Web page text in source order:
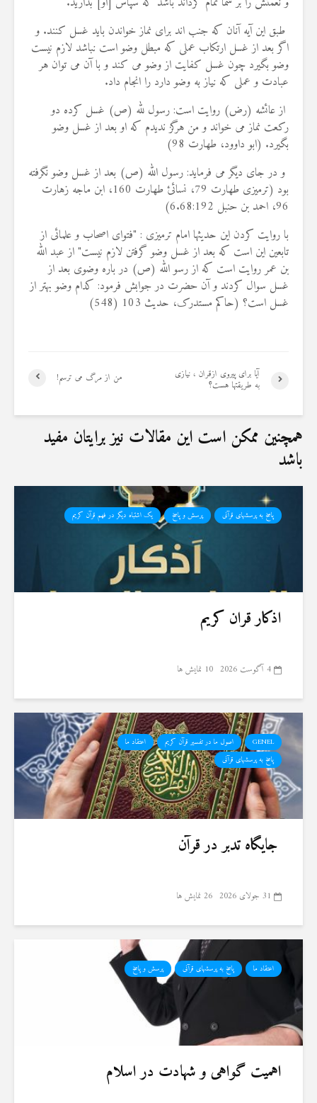
طبق این آیه آنان که جنب اند برای نماز خواندن باید غسل کنند. و
اگر بعد از غسل ارتکاب عملی که مبطل وضو است نباشد لازم نیست
وضو بگیرد چون غسل کفایت از وضو می کند و با آن می توان هر
عبادت و عملی که نیاز به وضو دارد را انجام داد.
از عائشه (رض) روایت است: رسول لله (ص) غسل کرده دو
رکعت نماز می خواند و من هرگز ندیدم که او بعد از غسل وضو
بگیرد. (ابو داوود، طهارت 98)
و در جای دیگر می فرماید: رسول الله (ص) بعد از غسل وضو نگرفته
بود (ترمیزی طهارت 79، نسائئ طهارت 160، ابن ماجه زهارت
96، احمد بن حنبل 6.68:192)
با روایت کردن این حدیثها امام ترمیزی : "فتوای اصحاب و علمائی از
تابعین این است که بعد از غسل وضو گرفتن لازم نیست" از عبد الله
بن عمر روایت است که از رسو الله (ص) در باره وضوی بعد از
غسل سوال کردند و آن حضرت در جوابش فرمود: کدام وضو بهتر از
غسل است؟ (حاکم مستدرک، حدیث 103 (548)
من از مرگ می ترسم! آیا برای پیروی ازقران ، نیازی
به طریقتها هست؟
همچنین ممکن است این مقالات نیز برایتان مفید
باشد
پاسخ به پرسشهای قرآنی پرسش و پاسخ یک اشتباه دیگر در فهم قرآن کریم
اذکار قران کریم
4 آگوست 2026 10 نمایش ها
GENEL اصول ما در تفسیر قرآن کریم
اعتقاد ما
پاسخ به پرسشهای قرآنی
جایگاه تدبر در قرآن
31 جولای 2026 26 نمایش ها
اعتقاد ما پاسخ به پرسشهای قرآنی پرسش و پاسخ
اهمیت گواهی و شهادت در اسلام
19 جولای 2026